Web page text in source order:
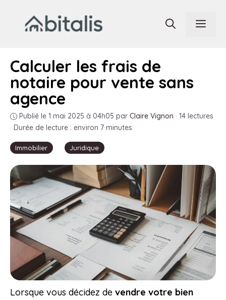
contenu
Immobilier Juridique
Calculer les frais de
notaire pour vente sans
agence
Publié le 1 mai 2025 à 04h05 par Claire Vignon · 14 lectures
· Durée de lecture : environ 7 minutes
Lorsque vous décidez de vendre votre bien